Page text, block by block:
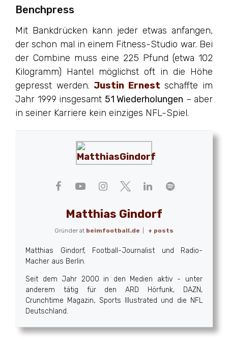
Benchpress
Mit Bankdrücken kann jeder etwas anfangen,
der schon mal in einem Fitness-Studio war. Bei
der Combine muss eine 225 Pfund (etwa 102
Kilogramm) Hantel möglichst oft in die Höhe
gepresst werden. Justin Ernest schaffte im
Jahr 1999 insgesamt 51 Wiederholungen – aber
in seiner Karriere kein einziges NFL-Spiel.
Matthias Gindorf
Gründer at beimfootball.de + posts
Matthias Gindorf, Football-Journalist und Radio-
Macher aus Berlin.
Seit dem Jahr 2000 in den Medien aktiv - unter
anderem tätig für den ARD Hörfunk, DAZN,
Crunchtime Magazin, Sports Illustrated und die NFL
Deutschland.